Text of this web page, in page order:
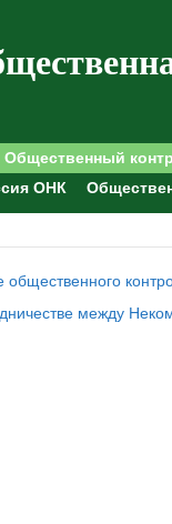
Общественный
ОНК
между